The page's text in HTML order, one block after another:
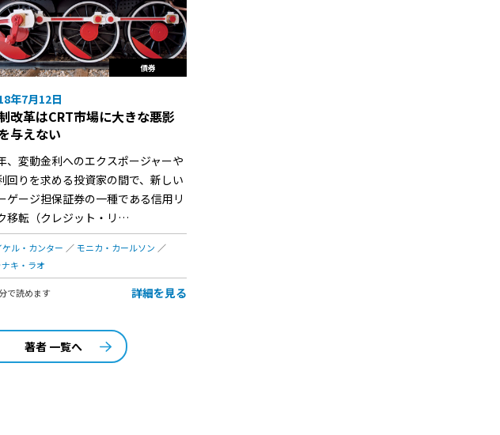
債券
年7月12日
改革はCRT市場に大きな悪影
与えない
、変動金利へのエクスポージャーや
回りを求める投資家の間で、新しい
ゲージ担保証券の一種である信用リ
移転（クレジット・リ…
ケル・カンター
モニカ・カールソン
ナキ・ラオ
で読めます 詳細を見る
著者 一覧へ